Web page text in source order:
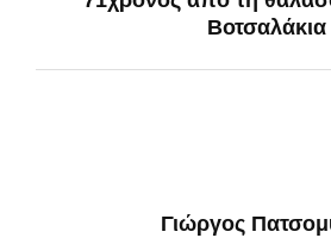
Βοτσαλάκια
Γιώργος